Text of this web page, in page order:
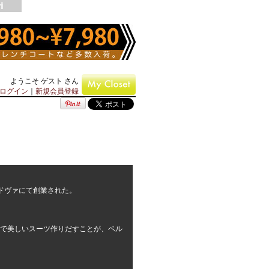
ようこそ ゲスト さん
ログイン
新規会員登録
ァにて創業された。
美しいスーツ作りだすことが、ベル